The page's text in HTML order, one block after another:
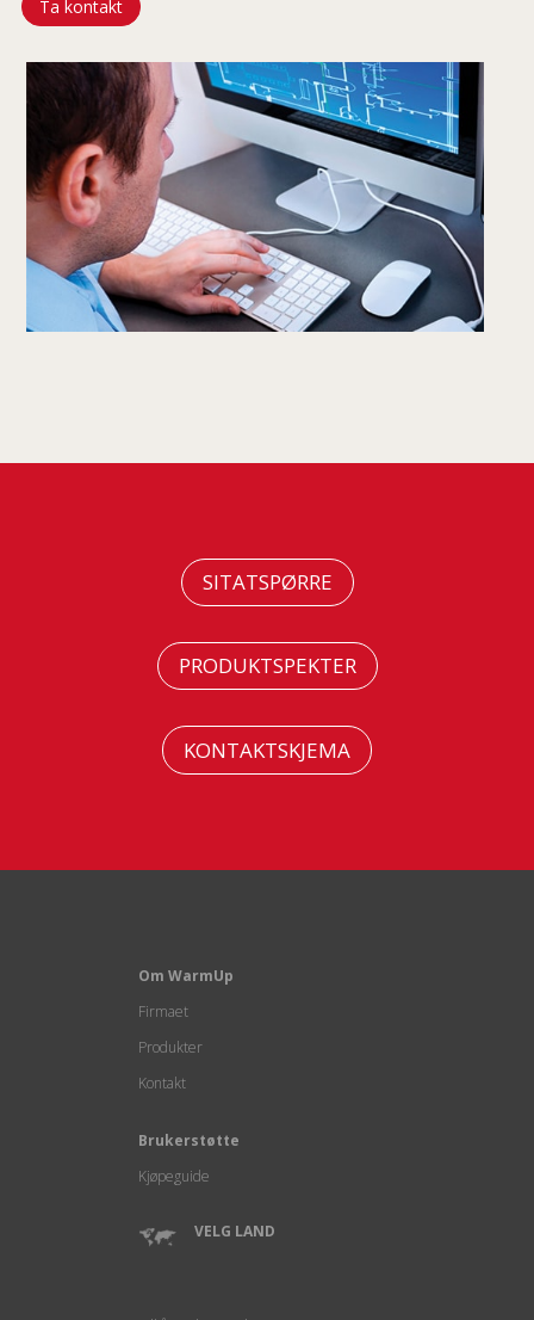
Ta kontakt
SITATSPØRRE
PRODUKTSPEKTER
KONTAKTSKJEMA
Om WarmUp
Firmaet
Produkter
Kontakt
Brukerstøtte
Kjøpeguide
VELG LAND